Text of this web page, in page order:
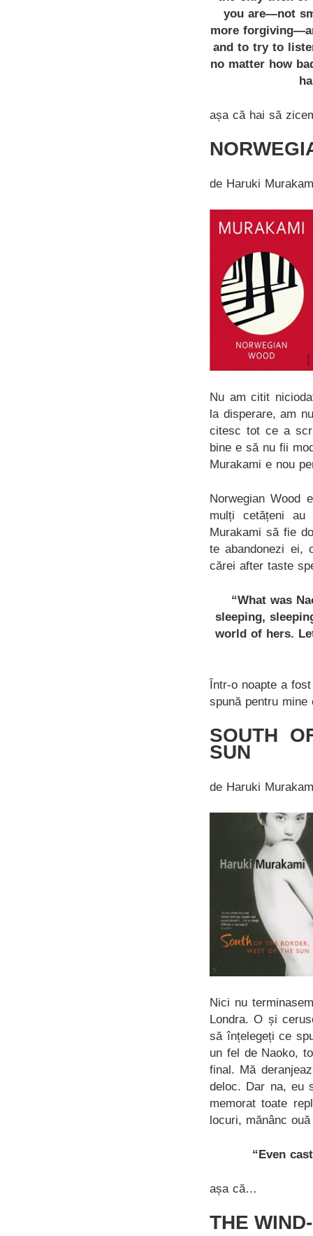
you are—not
more
and to try to
no matter how
așa că hai să
de Haruki
Nu am citit
la disperare, am
citesc tot ce a
bine e să nu fii
Murakami e nou
Norwegian Wood
mulți cetățeni
Murakami să fie
te abandonezi ei,
cărei after taste
“What was
sleeping,
world of hers.
Într-o noapte a
spună pentru
SOUTH
SUN
de Haruki
Nici nu
Londra. O și
să înțelegeți ce
un fel de Naoko,
final. Mă
deloc. Dar na, eu
memorat toate
locuri, mănânc
“Even
așa că…
THE